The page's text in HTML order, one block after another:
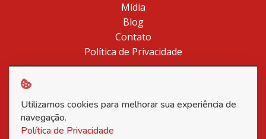
Mídia
Blog
Contato
Política de Privacidade
Copyright © 2026 Associação Nacional dos Inventores -
Todos os direitos reservados.
Utilizamos cookies para melhorar sua experiência de
navegação.
Política de Privacidade